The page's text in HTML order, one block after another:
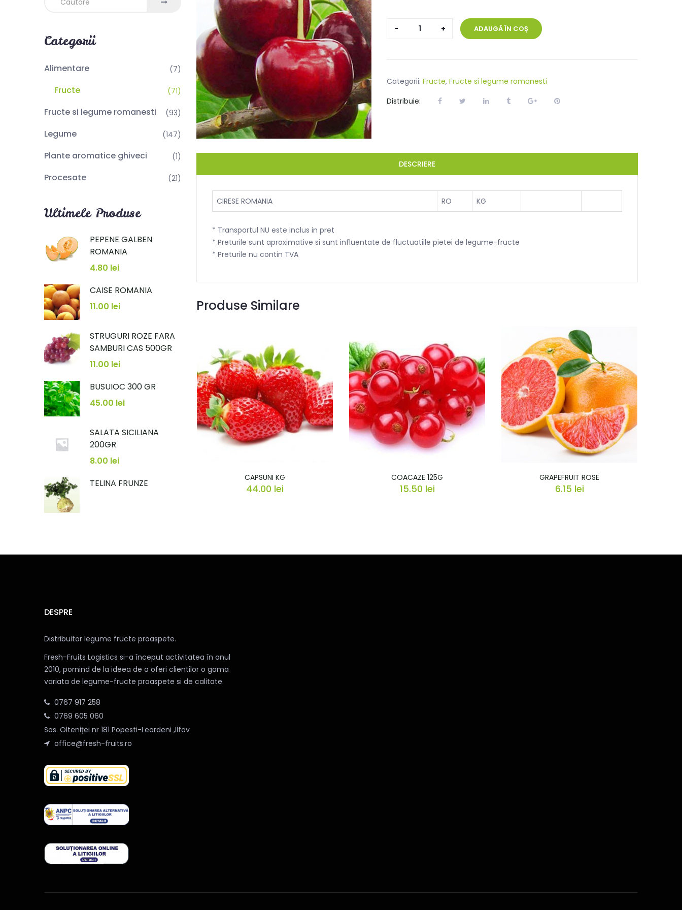
Categorii
Alimentare (7)
Fructe (71)
Fructe si legume romanesti (93)
Legume (147)
Plante aromatice ghiveci (1)
Procesate (21)
Ultimele Produse
PEPENE GALBEN
ROMANIA
4.80 lei
CAISE ROMANIA
11.00 lei
STRUGURI ROZE FARA
SAMBURI CAS 500GR
11.00 lei
BUSUIOC 300 GR
45.00 lei
SALATA SICILIANA
200GR
8.00 lei
TELINA FRUNZE
Cantitate
ADAUGĂ ÎN COȘ
Categorii: Fructe, Fructe si legume romanesti
Distribuie:
DESCRIERE
CIRESE ROMANIA RO KG
* Transportul NU este inclus in pret
* Preturile sunt aproximative si sunt influentate de fluctuatiile pietei de legume-fructe
* Preturile nu contin TVA
Produse Similare
CAPSUNI KG
44.00 lei
COACAZE 125G
15.50 lei
GRAPEFRUIT ROSE
6.15 lei
DESPRE
Distribuitor legume fructe proaspete.
Fresh-Fruits Logistics si-a început activitatea în anul
2010, pornind de la ideea de a oferi clientilor o gama
variata de legume-fructe proaspete si de calitate.
0767 917 258
0769 605 060
Sos. Olteniței nr 181 Popesti-Leordeni ,Ilfov
office@fresh-fruits.ro